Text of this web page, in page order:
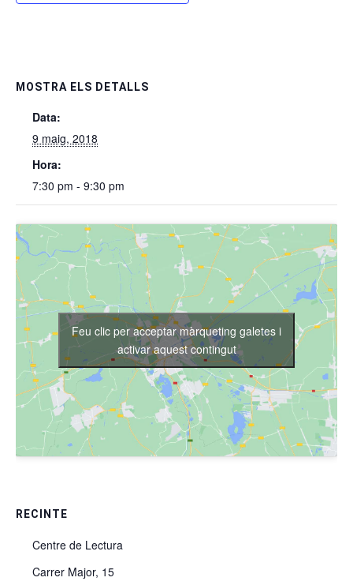
MOSTRA ELS DETALLS
Data:
9 maig, 2018
Hora:
7:30 pm - 9:30 pm
RECINTE
Centre de Lectura
Carrer Major, 15
Feu clic per acceptar màrqueting galetes i
activar aquest contingut